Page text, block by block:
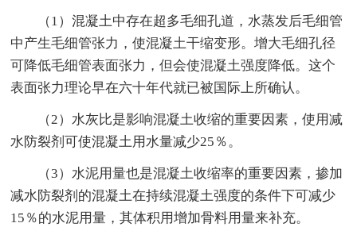
（1）混凝土中存在超多毛细孔道，水蒸发后毛细管
中产生毛细管张力，使混凝土干缩变形。增大毛细孔径
可降低毛细管表面张力，但会使混凝土强度降低。这个
表面张力理论早在六十年代就已被国际上所确认。
（2）水灰比是影响混凝土收缩的重要因素，使用减
水防裂剂可使混凝土用水量减少25％。
（3）水泥用量也是混凝土收缩率的重要因素，掺加
减水防裂剂的混凝土在持续混凝土强度的条件下可减少
15％的水泥用量，其体积用增加骨料用量来补充。